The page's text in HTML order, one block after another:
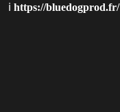
ℹ️ https://bluedogprod.fr/